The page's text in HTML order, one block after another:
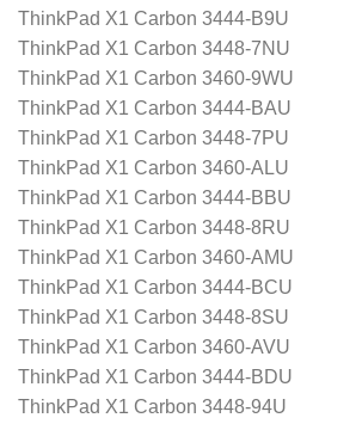
ThinkPad X1 Carbon 3444-B9U
ThinkPad X1 Carbon 3448-7NU
ThinkPad X1 Carbon 3460-9WU
ThinkPad X1 Carbon 3444-BAU
ThinkPad X1 Carbon 3448-7PU
ThinkPad X1 Carbon 3460-ALU
ThinkPad X1 Carbon 3444-BBU
ThinkPad X1 Carbon 3448-8RU
ThinkPad X1 Carbon 3460-AMU
ThinkPad X1 Carbon 3444-BCU
ThinkPad X1 Carbon 3448-8SU
ThinkPad X1 Carbon 3460-AVU
ThinkPad X1 Carbon 3444-BDU
ThinkPad X1 Carbon 3448-94U